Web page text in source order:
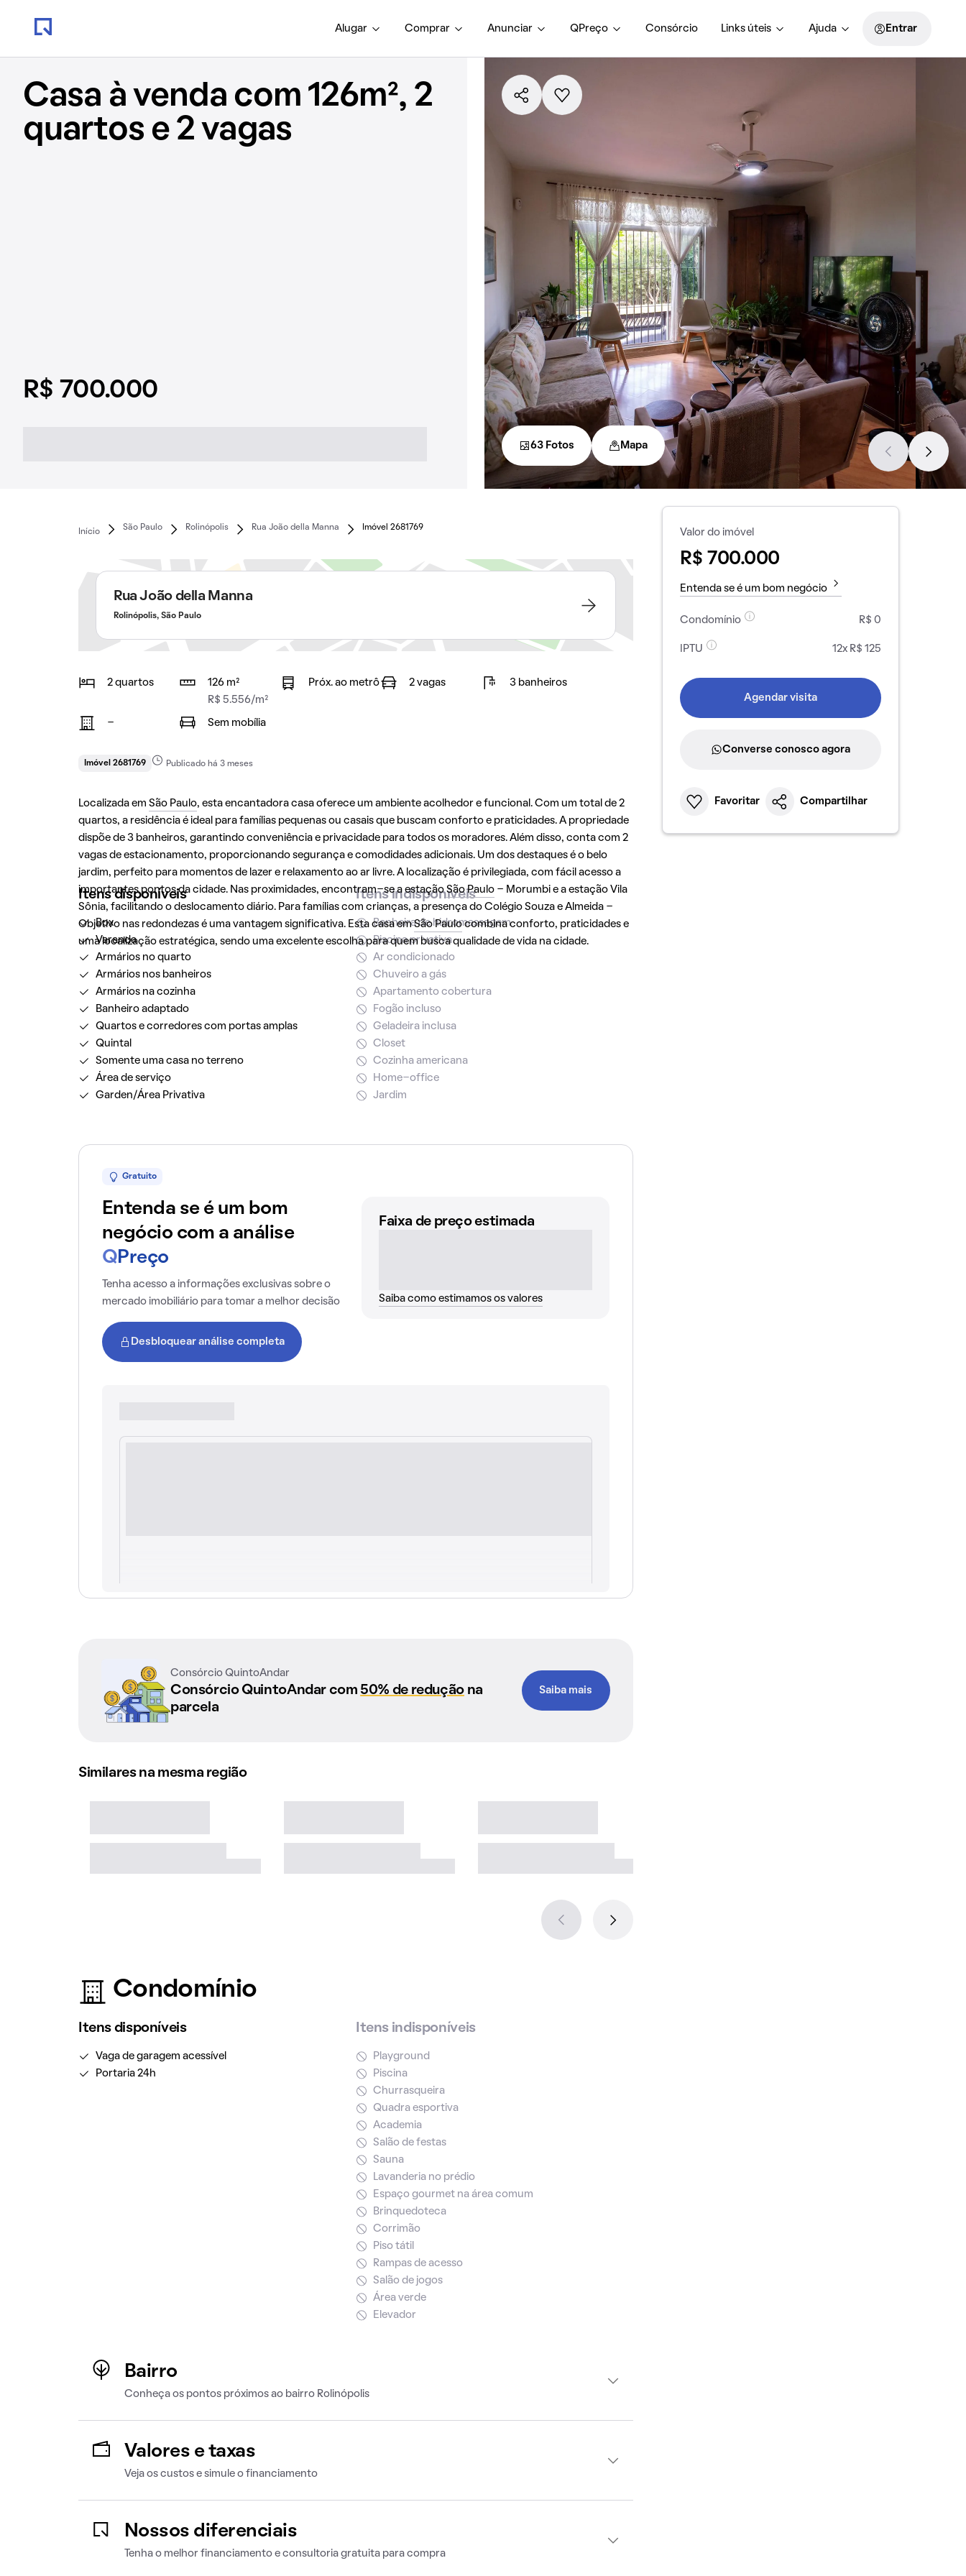
Alugar Comprar Anunciar QPreço Consórcio Links úteis Ajuda Entrar
Casa à venda com 126m², 2
quartos e 2 vagas
R$ 700.000
63 Fotos Mapa
Início
São Paulo Rolinópolis Rua João della Manna Imóvel 2681769
Rua João della Manna
Rolinópolis, São Paulo
2 quartos
126 m²
R$ 5.556/m²
Próx. ao metrô 2 vagas 3 banheiros
- Sem mobília
Imóvel 2681769 Publicado há 3 meses
Localizada em São Paulo, esta encantadora casa oferece um ambiente acolhedor e funcional. Com um total de 2
quartos, a residência é ideal para famílias pequenas ou casais que buscam conforto e praticidades. A propriedade
dispõe de 3 banheiros, garantindo conveniência e privacidade para todos os moradores. Além disso, conta com 2
vagas de estacionamento, proporcionando segurança e comodidades adicionais. Um dos destaques é o belo
jardim, perfeito para momentos de lazer e relaxamento ao ar livre. A localização é privilegiada, com fácil acesso a
importantes pontos da cidade. Nas proximidades, encontram-se a estaçãoSão Paulo- Morumbi e a estação Vila
Sônia, facilitando o deslocamento diário. Para famílias com crianças, a presença do Colégio Souza e Almeida -
Objetivo nas redondezas é uma vantagem significativa. Esta casa emSão Paulocombina conforto, praticidades e
uma localização estratégica, sendo uma excelente escolha para quem busca qualidade de vida na cidade.
Itens disponíveis
Box
Varanda
Armários no quarto
Armários nos banheiros
Armários na cozinha
Banheiro adaptado
Quartos e corredores com portas amplas
Quintal
Somente uma casa no terreno
Área de serviço
Garden/Área Privativa
Itens indisponíveis
Banheira de hidromassagem
Piscina privativa
Ar condicionado
Chuveiro a gás
Apartamento cobertura
Fogão incluso
Geladeira inclusa
Closet
Cozinha americana
Home-office
Jardim
Gratuito
Entenda se é um bom
negócio com a análise
Q Preço
Tenha acesso a informações exclusivas sobre o
mercado imobiliário para tomar a melhor decisão
Desbloquear análise completa
Faixa de preço estimada
Saiba como estimamos os valores
Consórcio QuintoAndar
Consórcio QuintoAndar com 50% de reduçãona
parcela
Saiba mais
Similares na mesma região
Condomínio
Itens disponíveis
Vaga de garagem acessível
Portaria 24h
Itens indisponíveis
Playground
Piscina
Churrasqueira
Quadra esportiva
Academia
Salão de festas
Sauna
Lavanderia no prédio
Espaço gourmet na área comum
Brinquedoteca
Corrimão
Piso tátil
Rampas de acesso
Salão de jogos
Área verde
Elevador
Bairro
Conheça os pontos próximos ao bairro Rolinópolis
Valores e taxas
Veja os custos e simule o financiamento
Nossos diferenciais
Tenha o melhor financiamento e consultoria gratuita para compra
Valor do imóvel
R$ 700.000
Entenda se é um bom negócio
Condomínio R$ 0
IPTU 12x R$ 125
Agendar visita
Converse conosco agora
Favoritar Compartilhar